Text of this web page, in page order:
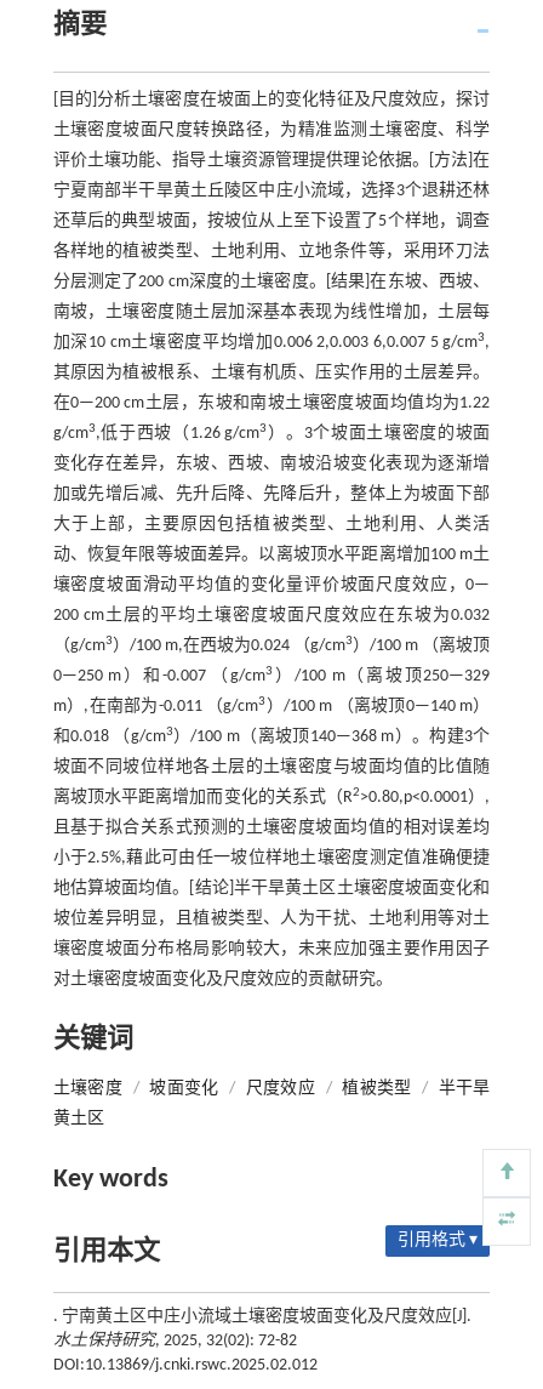
摘要
[目的]分析土壤密度在坡面上的变化特征及尺度效应，探讨
土壤密度坡面尺度转换路径，为精准监测土壤密度、科学
评价土壤功能、指导土壤资源管理提供理论依据。[方法]在
宁夏南部半干旱黄土丘陵区中庄小流域，选择3个退耕还林
还草后的典型坡面，按坡位从上至下设置了5个样地，调查
各样地的植被类型、土地利用、立地条件等，采用环刀法
分层测定了200 cm深度的土壤密度。[结果]在东坡、西坡、
南坡，土壤密度随土层加深基本表现为线性增加，土层每
加深10 cm土壤密度平均增加0.006 2,0.003 6,0.007 5 g/cm3,
其原因为植被根系、土壤有机质、压实作用的土层差异。
在0—200 cm土层，东坡和南坡土壤密度坡面均值均为1.22
g/cm3,低于西坡（1.26 g/cm3 ）。3个坡面土壤密度的坡面
变化存在差异，东坡、西坡、南坡沿坡变化表现为逐渐增
加或先增后减、先升后降、先降后升，整体上为坡面下部
大于上部，主要原因包括植被类型、土地利用、人类活
动、恢复年限等坡面差异。以离坡顶水平距离增加100 m土
壤密度坡面滑动平均值的变化量评价坡面尺度效应，0—
200 cm土层的平均土壤密度坡面尺度效应在东坡为0.032
（g/cm3）/100 m,在西坡为0.024 （g/cm3）/100 m （离坡顶
0—250 m）和-0.007 （g/cm3 ）/100 m（离坡顶250—329
m）,在南部为-0.011 （g/cm3 ）/100 m （离坡顶0—140 m）
和0.018 （g/cm3）/100 m（离坡顶140—368 m）。构建3个
坡面不同坡位样地各土层的土壤密度与坡面均值的比值随
离坡顶水平距离增加而变化的关系式（R2>0.80,p<0.0001）,
且基于拟合关系式预测的土壤密度坡面均值的相对误差均
小于2.5%,藉此可由任一坡位样地土壤密度测定值准确便捷
地估算坡面均值。[结论]半干旱黄土区土壤密度坡面变化和
坡位差异明显，且植被类型、人为干扰、土地利用等对土
壤密度坡面分布格局影响较大，未来应加强主要作用因子
对土壤密度坡面变化及尺度效应的贡献研究。
关键词
土壤密度 / 坡面变化 / 尺度效应 / 植被类型 / 半干旱
黄土区
Key words
引用本文 引用格式 ▾
. 宁南黄土区中庄小流域土壤密度坡面变化及尺度效应[J].
水土保持研究, 2025, 32(02): 72-82
DOI:10.13869/j.cnki.rswc.2025.02.012